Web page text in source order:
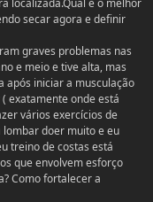
localizada.Qual é o melhor
secar agora e definir
graves problemas nas
e meio e tive alta, mas
após iniciar a musculação
exatamente onde está
vários exercícios de
doer muito e eu
treino de costas está
que envolvem esforço
Como fortalecer a